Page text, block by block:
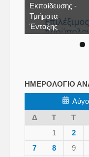
Εκπαίδευσης -
Τμήματα
Ένταξης
ΗΜΕΡΟΛΌΓΙΟ
Δ
Τ Τ
1
2
7
8 9